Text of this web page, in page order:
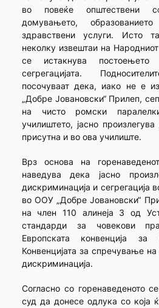
во повеќе општествени
домувањето,
здравствени услуги. Исто
неколку извештаи на
се истакнува
сегрегацијата.
посочуваат дека, иако не е
„Добре Јовановски“ Прилеп,
на чисто ромски
училиштето, јасно
присутна и во ова училиште.
Врз основа на
наведува дека јасно
дискриминација и сегрегација
во ООУ „Добре Јовановски“
на член 110 алинеја 3 од
стандарди за човекови
Европската конвенција
Конвенцијата за спречување
дискриминација.
Согласно со горенаведеното
суд да донесе одлука со која